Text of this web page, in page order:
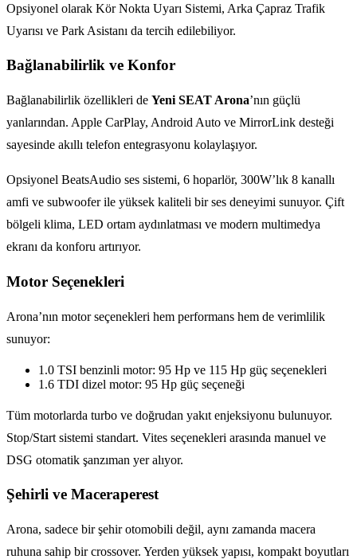
Opsiyonel olarak Kör Nokta Uyarı Sistemi, Arka Çapraz Trafik
Uyarısı ve Park Asistanı da tercih edilebiliyor.
Bağlanabilirlik ve Konfor
Bağlanabilirlik özellikleri de Yeni SEAT Arona’nın güçlü
yanlarından. Apple CarPlay, Android Auto ve MirrorLink desteği
sayesinde akıllı telefon entegrasyonu kolaylaşıyor.
Opsiyonel BeatsAudio ses sistemi, 6 hoparlör, 300W’lık 8 kanallı
amfi ve subwoofer ile yüksek kaliteli bir ses deneyimi sunuyor. Çift
bölgeli klima, LED ortam aydınlatması ve modern multimedya
ekranı da konforu artırıyor.
Motor Seçenekleri
Arona’nın motor seçenekleri hem performans hem de verimlilik
sunuyor:
1.0 TSI benzinli motor: 95 Hp ve 115 Hp güç seçenekleri
1.6 TDI dizel motor: 95 Hp güç seçeneği
Tüm motorlarda turbo ve doğrudan yakıt enjeksiyonu bulunuyor.
Stop/Start sistemi standart. Vites seçenekleri arasında manuel ve
DSG otomatik şanzıman yer alıyor.
Şehirli ve Maceraperest
Arona, sadece bir şehir otomobili değil, aynı zamanda macera
ruhuna sahip bir crossover. Yerden yüksek yapısı, kompakt boyutları